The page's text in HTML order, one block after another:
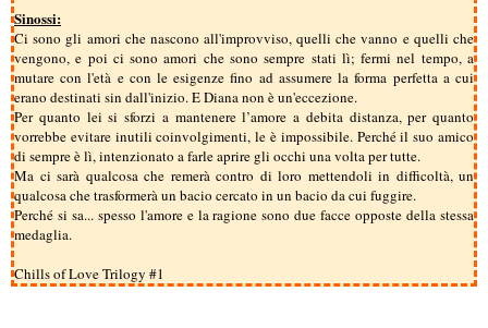
Sinossi:
Ci sono gli amori che nascono all'improvviso, quelli che vanno e quelli che
vengono, e poi ci sono amori che sono sempre stati lì; fermi nel tempo, a
mutare con l'età e con le esigenze fino ad assumere la forma perfetta a cui
erano destinati sin dall'inizio. E Diana non è un'eccezione.
Per quanto lei si sforzi a mantenere l’amore a debita distanza, per quanto
vorrebbe evitare inutili coinvolgimenti, le è impossibile. Perché il suo amico
di sempre è lì, intenzionato a farle aprire gli occhi una volta per tutte.
Ma ci sarà qualcosa che remerà contro di loro mettendoli in difficoltà, un
qualcosa che trasformerà un bacio cercato in un bacio da cui fuggire.
Perché si sa... spesso l'amore e la ragione sono due facce opposte della stessa
medaglia.
Chills of Love Trilogy #1